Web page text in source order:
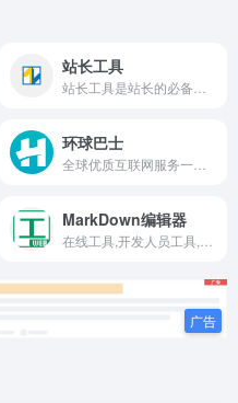
站长工具
环球巴士
MarkDown编辑器